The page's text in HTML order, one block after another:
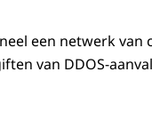
een netwerk
van DDOS-